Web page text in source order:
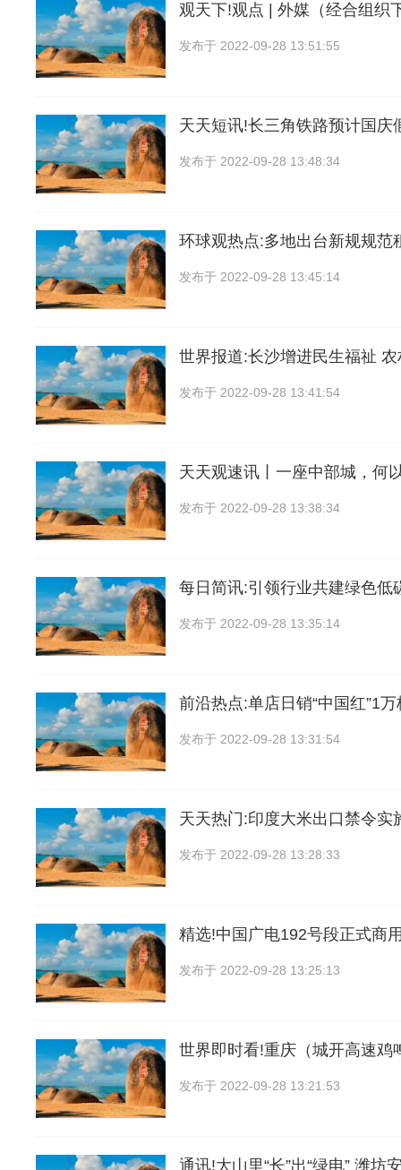
观天下!观点 | 外媒（经合组织
发布于 2022-09-28 13:51:55
天天短讯!长三角铁路预计国庆
发布于 2022-09-28 13:48:34
环球观热点:多地出台新规规范
发布于 2022-09-28 13:45:14
世界报道:长沙增进民生福祉
发布于 2022-09-28 13:41:54
天天观速讯丨一座中部城，何
发布于 2022-09-28 13:38:34
每日简讯:引领行业共建绿色低
发布于 2022-09-28 13:35:14
前沿热点:单店日销“中国红”1
发布于 2022-09-28 13:31:54
天天热门:印度大米出口禁令实
发布于 2022-09-28 13:28:33
精选!中国广电192号段正式商
发布于 2022-09-28 13:25:13
世界即时看!重庆（城开高速鸡
发布于 2022-09-28 13:21:53
通讯!大山里“长”出“绿电” 潍坊